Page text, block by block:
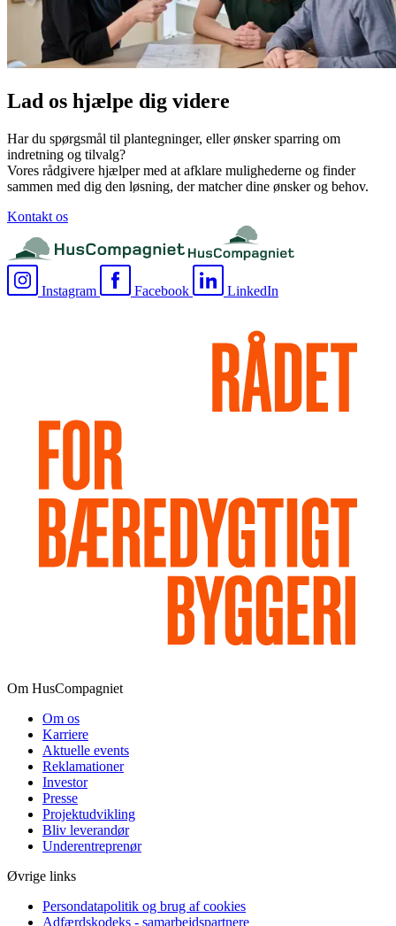
Lad os hjælpe dig videre
Har du spørgsmål til plantegninger, eller ønsker sparring om
indretning og tilvalg?
Vores rådgivere hjælper med at afklare mulighederne og finder
sammen med dig den løsning, der matcher dine ønsker og behov.
Kontakt os
Instagram Facebook LinkedIn
Om HusCompagniet
Om os
Karriere
Aktuelle events
Reklamationer
Investor
Presse
Projektudvikling
Bliv leverandør
Underentreprenør
Øvrige links
Persondatapolitik og brug af cookies
Adfærdskodeks - samarbejdspartnere